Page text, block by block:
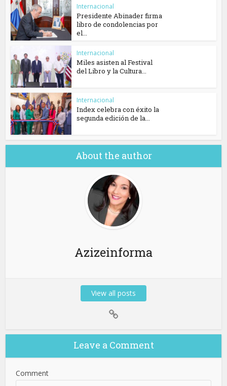
Internacional
Presidente Abinader firma
libro de condolencias por
el...
Internacional
Miles asisten al Festival
del Libro y la Cultura...
Internacional
Index celebra con éxito la
segunda edición de la...
About the author
Azizeinforma
View all posts
Leave a Comment
Comment